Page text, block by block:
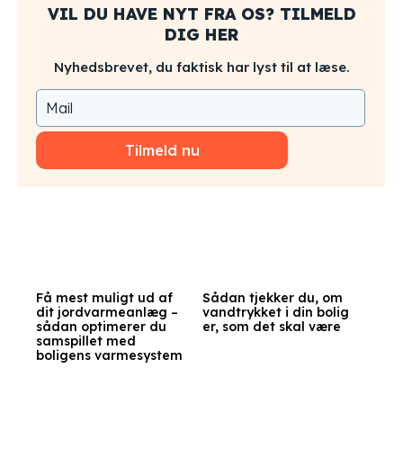
VIL DU HAVE NYT FRA OS? TILMELD
DIG HER
Nyhedsbrevet, du faktisk har lyst til at læse.
Tilmeld nu
Få mest muligt ud af
dit jordvarmeanlæg –
sådan optimerer du
samspillet med
boligens varmesystem
Sådan tjekker du, om
vandtrykket i din bolig
er, som det skal være